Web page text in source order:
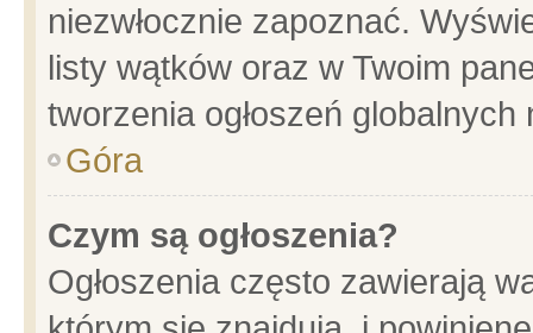
niezwłocznie zapoznać.
listy wątków oraz w Twoim
tworzenia ogłoszeń
Góra
Czym są ogłoszenia?
Ogłoszenia często zawierają